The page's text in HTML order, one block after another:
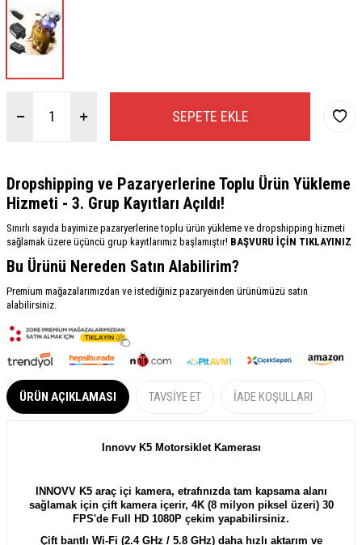
SEPETE EKLE
Dropshipping ve Pazaryerlerine Toplu Ürün Yükleme
Hizmeti - 3. Grup Kayıtları Açıldı!
Sınırlı sayıda bayimize pazaryerlerine toplu ürün yükleme ve dropshipping hizmeti
sağlamak üzere üçüncü grup kayıtlarımız başlamıştır! BAŞVURU İÇİN TIKLAYINIZ
Bu Ürünü Nereden Satın Alabilirim?
Premium mağazalarımızdan ve istediğiniz pazaryeinden ürünümüzü satın
alabilirsiniz.
ÜRÜN AÇIKLAMASI TAVSIYE ET İADE KOŞULLARI
Innovv K5 Motorsiklet Kamerası
INNOVV K5 araç içi kamera, etrafınızda tam kapsama alanı
sağlamak için çift kamera içerir, 4K (8 milyon piksel üzeri) 30
FPS'de Full HD 1080P çekim yapabilirsiniz.
Çift bantlı Wi-Fi (2.4 GHz / 5.8 GHz) daha hızlı aktarım ve